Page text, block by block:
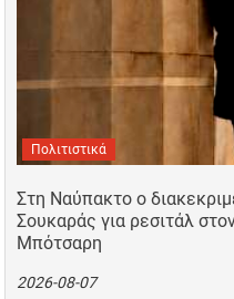
Πολιτιστικά
Στη Ναύπακτο ο
Σουκαράς για ρεσιτάλ
Μπότσαρη
2026-08-07